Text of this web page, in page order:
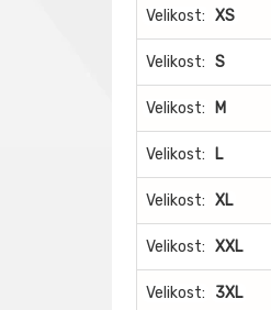
Velikost: XS
Velikost: S
Velikost: M
Velikost: L
Velikost: XL
Velikost: XXL
Velikost: 3XL